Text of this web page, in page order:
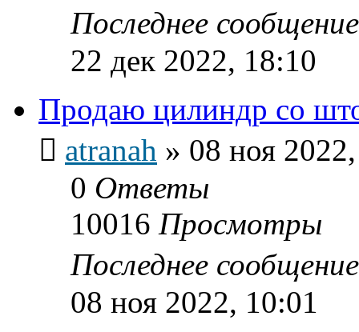
Последнее
22 дек 2022, 18:10
Продаю цилиндр со
atranah » 08 ноя
0 Ответы
10016 Просмотры
Последнее
08 ноя 2022, 10:01